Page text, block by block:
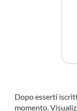
Dopo esserti
momento.